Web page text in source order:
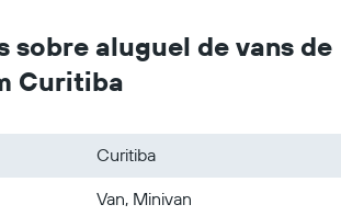
sobre aluguel de vans de
Curitiba
Curitiba
Van, Minivan